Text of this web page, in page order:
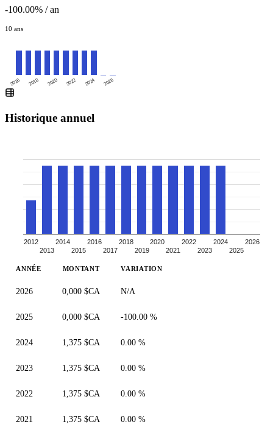
-100.00% / an
10 ans
2016 2018 2020 2022 2024 2026
Historique annuel
2012
2013
2014
2015
2016
2017
2018
2019
2020
2021
2022
2023
2024
2025
2026
ANNÉE MONTANT VARIATION
2026 0,000 $CA N/A
2025 0,000 $CA -100.00 %
2024 1,375 $CA 0.00 %
2023 1,375 $CA 0.00 %
2022 1,375 $CA 0.00 %
2021 1,375 $CA 0.00 %